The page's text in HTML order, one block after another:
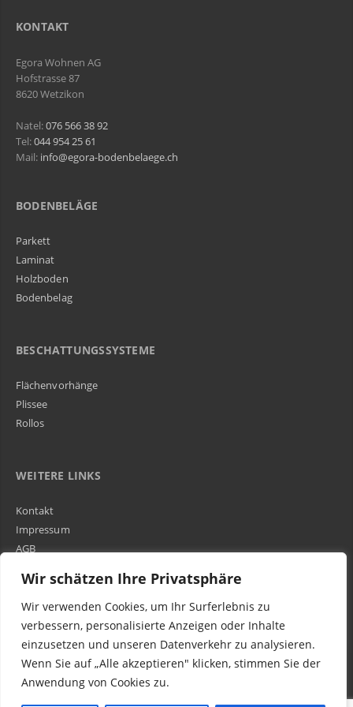
Wir schätzen Ihre Privatsphäre
Wir verwenden Cookies, um Ihr Surferlebnis zu
verbessern, personalisierte Anzeigen oder Inhalte
einzusetzen und unseren Datenverkehr zu analysieren.
Wenn Sie auf „Alle akzeptieren" klicken, stimmen Sie der
Anwendung von Cookies zu.
KONTAKT
Egora Wohnen AG
Hofstrasse 87
8620 Wetzikon
Natel:076 566 38 92
Tel:044 954 25 61
Mail: info@egora-bodenbelaege.ch
BODENBELÄGE
Parkett
Laminat
Holzboden
Bodenbelag
BESCHATTUNGSSYSTEME
Flächenvorhänge
Plissee
Rollos
WEITERE LINKS
Kontakt
Impressum
AGB
WIR SIND IN DER GESAMTEN SCHWEIZ TÄTIG
Kundenbewertungen und Erfahrungen zu
Egora GmbH
MANGELHAFT